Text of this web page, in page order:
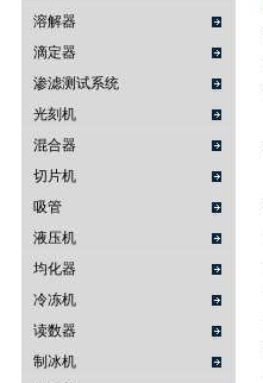
溶解器
滴定器
渗滤测试系统
光刻机
混合器
切片机
吸管
液压机
均化器
冷冻机
读数器
制冰机